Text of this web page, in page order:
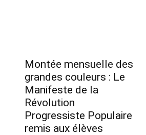
Montée mensuelle des
grandes couleurs : Le
Manifeste de la
Révolution
Progressiste Populaire
remis aux élèves